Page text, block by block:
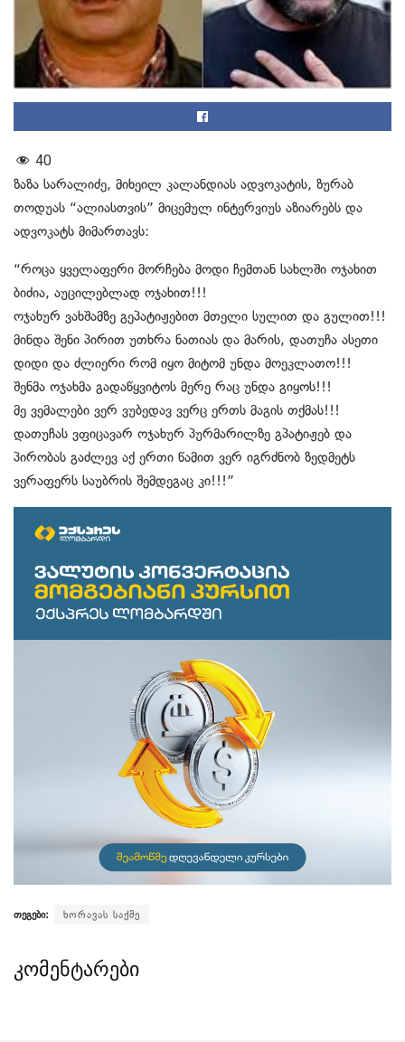
40
ზაზა სარალიძე, მიხეილ კალანდიას ადვოკატის, ზურაბ
თოდუას “ალიასთვის” მიცემულ ინტერვიუს აზიარებს და
ადვოკატს მიმართავს:
“როცა ყველაფერი მორჩება მოდი ჩემთან სახლში ოჯახით
ბიძია, აუცილებლად ოჯახით!!!
ოჯახურ ვახშამზე გეპატიჟებით მთელი სულით და გულით!!!
მინდა შენი პირით უთხრა ნათიას და მარის, დათუჩა ასეთი
დიდი და ძლიერი რომ იყო მიტომ უნდა მოეკლათო!!!
შენმა ოჯახმა გადაწყვიტოს მერე რაც უნდა გიყოს!!!
მე ვემალები ვერ ვუბედავ ვერც ერთს მაგის თქმას!!!
დათუჩას ვფიცავარ ოჯახურ პურმარილზე გპატიჟებ და
პირობას გაძლევ აქ ერთი წამით ვერ იგრძნობ ზედმეტს
ვერაფერს საუბრის შემდეგაც კი!!!”
თეგები: ხორავას საქმე
კომენტარები